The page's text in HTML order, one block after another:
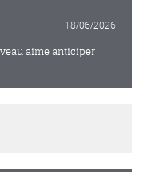
18/06/2026
aime anticiper